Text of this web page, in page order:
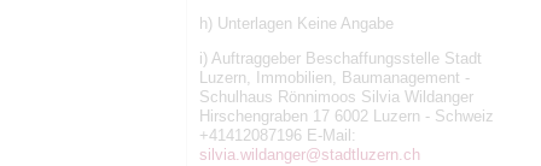
h) Unterlagen Keine Angabe
i) Auftraggeber Beschaffungsstelle Stadt
Luzern, Immobilien, Baumanagement -
Schulhaus Rönnimoos Silvia Wildanger
Hirschengraben 17 6002 Luzern - Schweiz
+41412087196 E-Mail:
silvia.wildanger@stadtluzern.ch